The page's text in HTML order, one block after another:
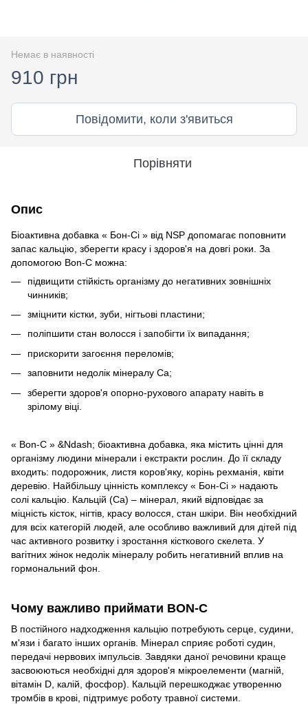
Немає в наявності
910 грн
Повідомити, коли з'явиться
Порівняти
Опис
Біоактивна добавка « Бон-Сі » від NSP допомагає поповнити
запас кальцію, зберегти красу і здоров'я на довгі роки. За
допомогою Bon-C можна:
підвищити стійкість організму до негативних зовнішніх
чинників;
зміцнити кістки, зуби, нігтьові пластини;
поліпшити стан волосся і запобігти їх випадання;
прискорити загоєння переломів;
заповнити недолік мінералу Са;
зберегти здоров'я опорно-рухового апарату навіть в
зрілому віці.
« Bon-C » &Ndash; біоактивна добавка, яка містить цінні для
організму людини мінерали і екстракти рослин. До її складу
входить: подорожник, листя коров'яку, корінь рехманія, квіти
деревію. Найбільшу цінність комплексу « Бон-Сі » надають
солі кальцію. Кальцій (Ca) – мінерал, який відповідає за
міцність кісток, нігтів, красу волосся, стан шкіри. Він необхідний
для всіх категорій людей, але особливо важливий для дітей під
час активного розвитку і зростання кісткового скелета. У
вагітних жінок недолік мінералу робить негативний вплив на
гормональний фон.
Чому важливо приймати BON-C
В постійного надходження кальцію потребують серце, судини,
м'язи і багато інших органів. Мінерал сприяє роботі судин,
передачі нервових імпульсів. Завдяки даної речовини краще
засвоюються необхідні для здоров'я мікроелементи (магній,
вітамін D, калій, фосфор). Кальцій перешкоджає утворенню
тромбів в крові, підтримує роботу травної системи.